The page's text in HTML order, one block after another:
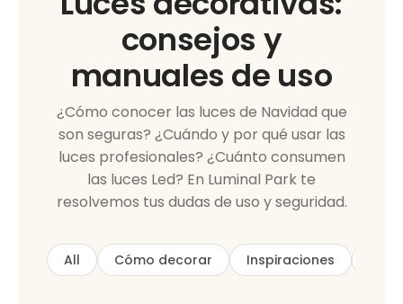
consejos y
manuales de uso
¿Cómo conocer las luces de Navidad que
son seguras? ¿Cuándo y por qué usar las
luces profesionales? ¿Cuánto consumen
las luces Led? En Luminal Park te
resolvemos tus dudas de uso y seguridad.
All Cómo decorar Inspiraciones